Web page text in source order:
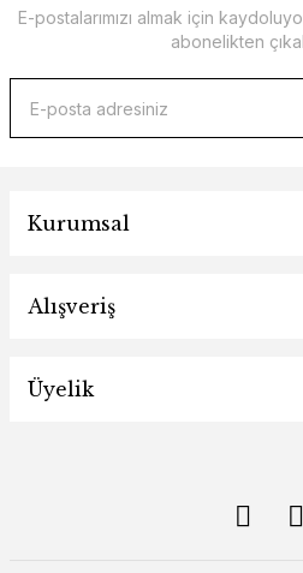
E-postalarımızı almak için
abonelikten
Kurumsal
Alışveriş
Üyelik